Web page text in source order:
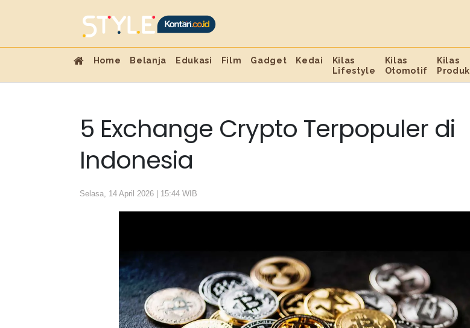
Home Belanja Edukasi Film Gadget Kedai
Kilas
Lifestyle
Kilas
Otomotif
Kilas
Produk
5 Exchange Crypto Terpopuler di
Indonesia
Selasa, 14 April 2026 | 15:44 WIB